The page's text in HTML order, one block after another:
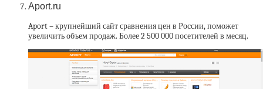
Aport.ru
Aport – крупнейший сайт сравнения цен в России, поможет
увеличить объем продаж. Более 2 500 000 посетителей в месяц.